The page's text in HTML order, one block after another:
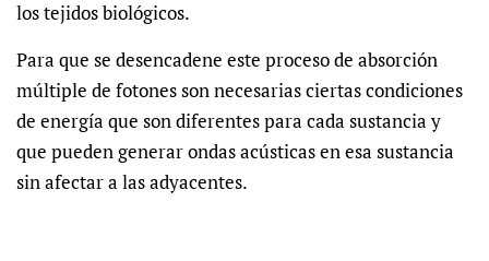
los tejidos biológicos.
Para que se desencadene este proceso de absorción
múltiple de fotones son necesarias ciertas condiciones
de energía que son diferentes para cada sustancia y
que pueden generar ondas acústicas en esa sustancia
sin afectar a las adyacentes.